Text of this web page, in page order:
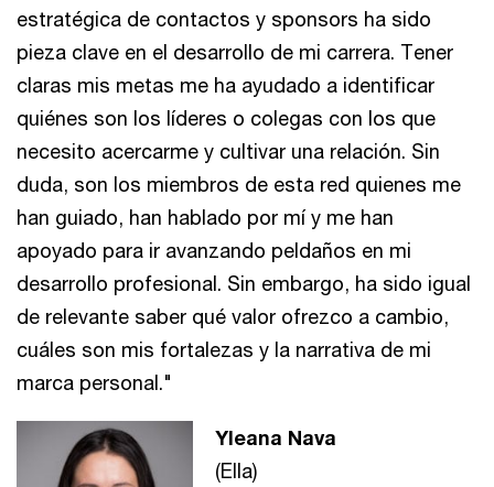
estratégica de contactos y sponsors ha sido
pieza clave en el desarrollo de mi carrera. Tener
claras mis metas me ha ayudado a identificar
quiénes son los líderes o colegas con los que
necesito acercarme y cultivar una relación. Sin
duda, son los miembros de esta red quienes me
han guiado, han hablado por mí y me han
apoyado para ir avanzando peldaños en mi
desarrollo profesional. Sin embargo, ha sido igual
de relevante saber qué valor ofrezco a cambio,
cuáles son mis fortalezas y la narrativa de mi
marca personal."
Yleana Nava
(Ella)